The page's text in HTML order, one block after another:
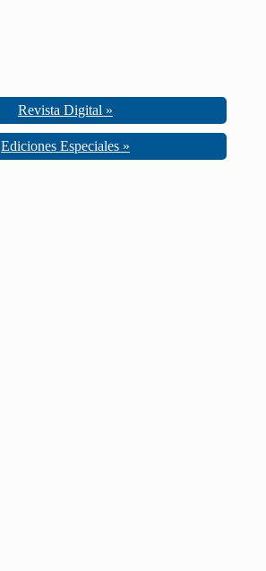
Revista Digital »
Ediciones Especiales »